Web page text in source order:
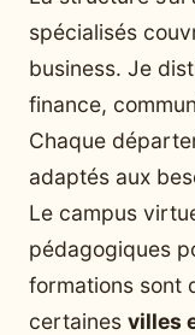
spécialisés
business. Je
finance,
Chaque
adaptés aux
Le campus
pédagogiques
formations sont
certaines villes